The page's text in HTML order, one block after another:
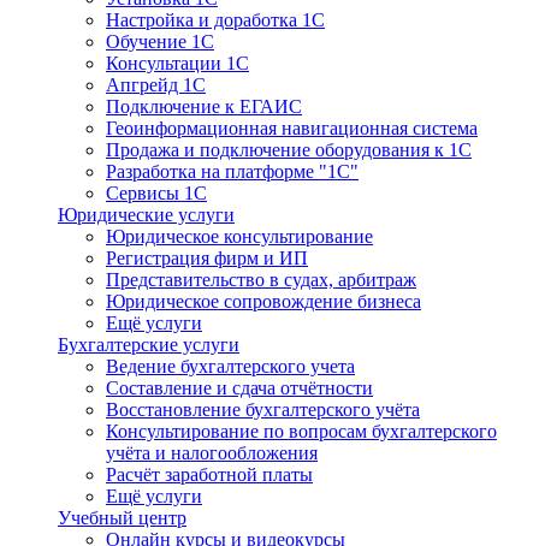
Настройка и доработка 1С
Обучение 1С
Консультации 1С
Апгрейд 1С
Подключение к ЕГАИС
Геоинформационная навигационная система
Продажа и подключение оборудования к 1С
Разработка на платформе "1С"
Сервисы 1С
Юридические услуги
Юридическое консультирование
Регистрация фирм и ИП
Представительство в судах, арбитраж
Юридическое сопровождение бизнеса
Ещё услуги
Бухгалтерские услуги
Ведение бухгалтерского учета
Составление и сдача отчётности
Восстановление бухгалтерского учёта
Консультирование по вопросам бухгалтерского
учёта и налогообложения
Расчёт заработной платы
Ещё услуги
Учебный центр
Онлайн курсы и видеокурсы